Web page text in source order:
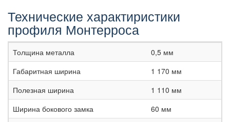
Технические характиристики
профиля Монтерроса
Толщина металла
0,5 мм
Габаритная ширина
1 170 мм
Полезная ширина
1 110 мм
Ширина бокового замка
60 мм